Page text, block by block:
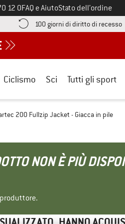
numero
12 0FAQ e AiutoStato dell’ordine
Si apre in una casella
100 giorni di diritto di recesso
Ciclismo Sci Tutti gli sport
200 Fullzip Jacket - Giacca in pile
NON È PIÙ